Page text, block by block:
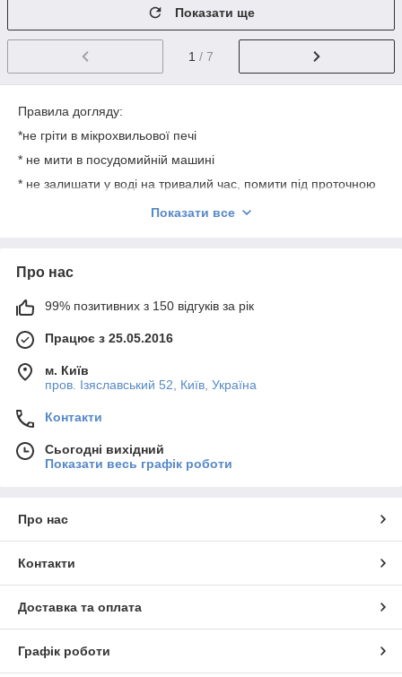
Показати ще
1 / 7
Правила догляду:
*не гріти в мікрохвильової печі
* не мити в посудомийній машині
* не залишати у воді на тривалий час, помити під проточною
пищу в деревянной посуде не рекомендуется. Прекрасным
посуда. Такой презент порадует людей в любой день: будь
натурального дерева приносит умиротворение, а о
полезности товара можно говорить часами.
Обращайтесь, и мы поможем подобрать именно тот вариант
Показати все
Про нас
99% позитивних з 150 відгуків за рік
Працює з 25.05.2016
м. Київ
пров. Ізяславський 52, Київ, Україна
Контакти
Сьогодні вихідний
Показати весь графік роботи
Про нас
Контакти
Доставка та оплата
Графік роботи